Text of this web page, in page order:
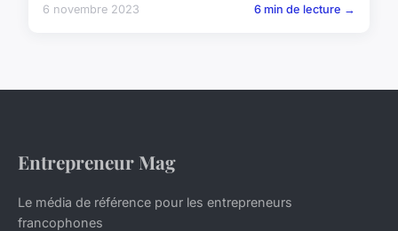
6 novembre 2023 6 min de lecture →
Entrepreneur Mag
Le média de référence pour les entrepreneurs
francophones